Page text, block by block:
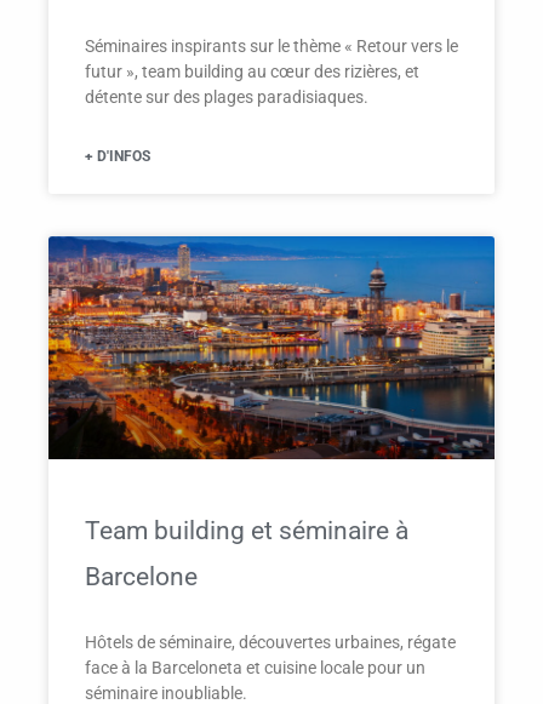
Séminaires inspirants sur le thème « Retour vers le
futur », team building au cœur des rizières, et
détente sur des plages paradisiaques.
+ D'INFOS
Team building et séminaire à
Barcelone
Hôtels de séminaire, découvertes urbaines, régate
face à la Barceloneta et cuisine locale pour un
séminaire inoubliable.